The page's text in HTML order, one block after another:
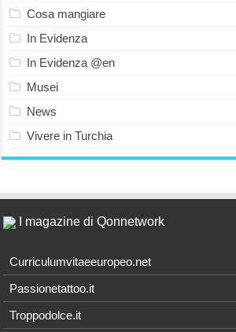
Cosa mangiare
In Evidenza
In Evidenza @en
Musei
News
Vivere in Turchia
I magazine di Qonnetwork
Curriculumvitaeeuropeo.net
Passionetattoo.it
Troppodolce.it